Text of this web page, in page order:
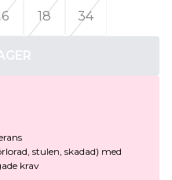
18 34
stulen, skadad) med
krav